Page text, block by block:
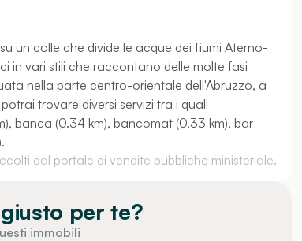
un colle che divide le acque dei fiumi Aterno-
in vari stili che raccontano delle molte fasi
nella parte centro-orientale dell'Abruzzo, a
trovare diversi servizi tra i quali
banca (0.34 km), bancomat (0.33 km), bar
dal portale di vendite pubbliche ministeriale.
per te?
immobili